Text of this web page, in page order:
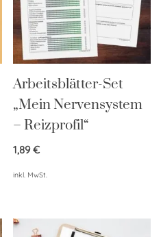
Arbeitsblätter-Set
„Mein Nervensystem
– Reizprofil“
1,89€
inkl. MwSt.